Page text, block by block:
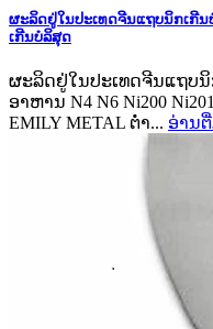
ຜະລິດຢູ່ໃນປະເທດຈີນແຖບນິກເກີນບໍ
ເກີນບໍລິສຸດ
ຜະລິດຢູ່ໃນປະເທດຈີນແຖບ
ອາຫານ N4 N6 Ni200
EMILY METAL ຕ່ໍາ... ອ່ານ​